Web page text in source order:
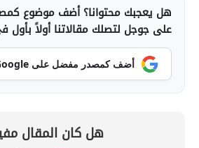
هل يعجبك محتوانا؟ أضف موضوع
على جوجل لتصلك مقالاتنا أولاً بأول
أضف كمصدر مفضل على Google
هل كان المقال